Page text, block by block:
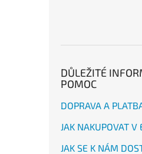
DŮLEŽITÉ
POMOC
DOPRAVA A
JAK NAKUPOVAT V
JAK SE K NÁM